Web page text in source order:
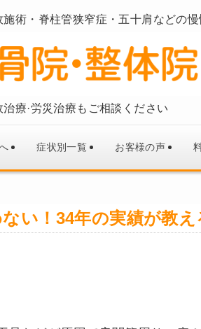
術・脊柱管狭窄症・五十肩などの
療·労災治療もご相談ください
症状別一覧 お客様の声
い！34年の実績が教